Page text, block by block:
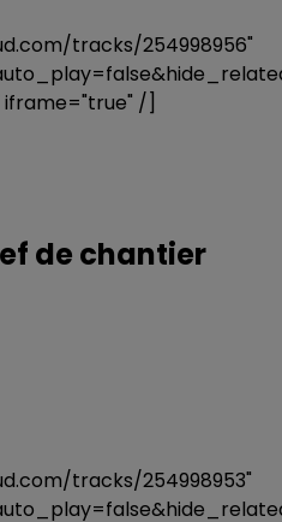
tracks/254998956"
iframe="true" /]
de chantier
tracks/254998953"